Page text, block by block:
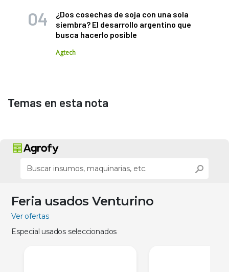
¿Dos cosechas de soja con una sola
siembra? El desarrollo argentino que
busca hacerlo posible
Agtech
Temas en esta nota
Feria usados Venturino
Ver ofertas
Especial usados seleccionados